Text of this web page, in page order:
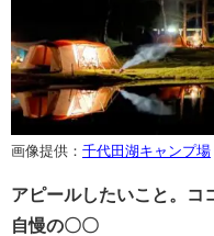
画像提供： 千代田湖キャンプ場
アピールしたいこと。コ
自慢の〇〇